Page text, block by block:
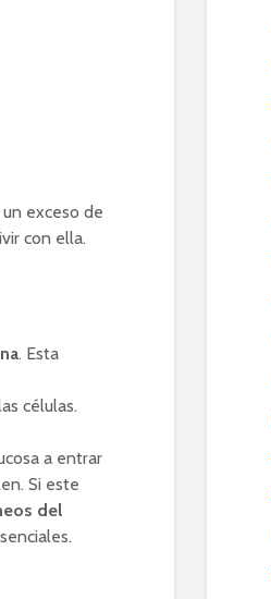
exceso de
con ella.
. Esta
células.
a entrar
Si este
del